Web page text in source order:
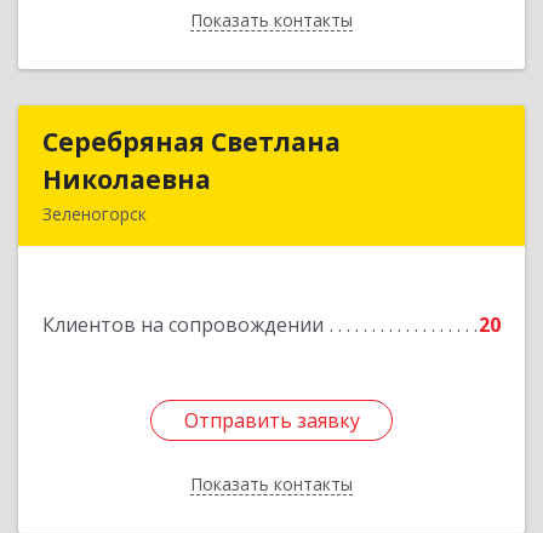
Показать контакты
Назад
Серебряная Светлана
Николаевна
Зеленогорск
Клиентов на сопровождении 20
Отправить заявку
Показать контакты
Серебряная Светлана
Подробнее
Отправить заявку
Назад